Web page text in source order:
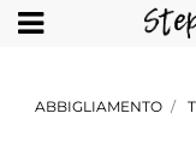
Open
ABBIGLIAMENTO